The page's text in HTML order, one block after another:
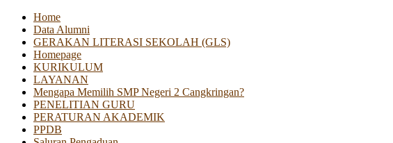
Home
Data Alumni
GERAKAN LITERASI SEKOLAH (GLS)
Homepage
KURIKULUM
LAYANAN
Mengapa Memilih SMP Negeri 2 Cangkringan?
PENELITIAN GURU
PERATURAN AKADEMIK
PPDB